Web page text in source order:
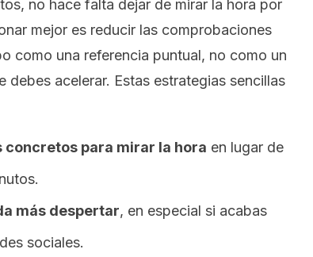
no hace falta dejar de mirar la hora por
mejor es reducir las comprobaciones
como una referencia puntual, no como un
acelerar. Estas estrategias sencillas
concretos para mirar la hora en lugar de
más despertar, en especial si acabas
sociales.